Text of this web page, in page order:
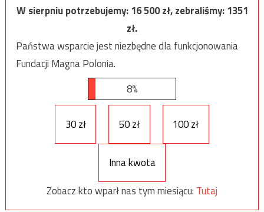
W sierpniu potrzebujemy:16 500zł, zebraliśmy:1351
zł.
Państwa wsparcie jest niezbędne dla funkcjonowania
Fundacji Magna Polonia.
8%
30 zł 50 zł 100 zł
Inna kwota
Zobacz kto wparł nas tym miesiącu: Tutaj